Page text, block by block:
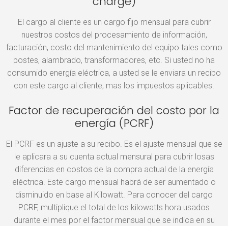
El cargo al cliente es un cargo fijo mensual para cubrir
nuestros costos del procesamiento de información,
facturación, costo del mantenimiento del equipo tales como
postes, alambrado, transformadores, etc. Si usted no ha
consumido energía eléctrica, a usted se le enviara un recibo
con este cargo al cliente, mas los impuestos aplicables.
Factor de recuperación del costo por la
energía (PCRF)
El PCRF es un ajuste a su recibo. Es el ajuste mensual que se
le aplicara a su cuenta actual mensural para cubrir losas
diferencias en costos de la compra actual de la energía
eléctrica. Este cargo mensual habrá de ser aumentado o
disminuido en base al Kilowatt. Para conocer del cargo
PCRF, multiplique el total de los kilowatts hora usados
durante el mes por el factor mensual que se indica en su